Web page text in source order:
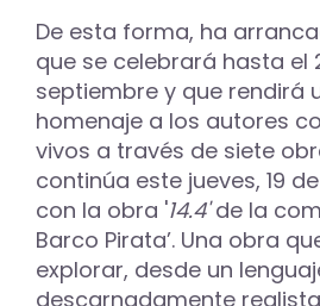
De esta forma, ha
que se celebrará hasta el
septiembre y que rendirá
homenaje a los autores
vivos a través de siete
continúa este jueves, 19
con la obra '14.4'de la
Barco Pirata’. Una obra
explorar, desde un
descarnadamente